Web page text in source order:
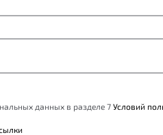
данных в разделе 7 Условий